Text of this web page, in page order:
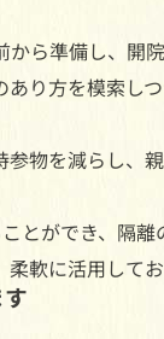
ら準備し、開
り方を模索し
物を減らし、
とができ、隔
軟に活用してお